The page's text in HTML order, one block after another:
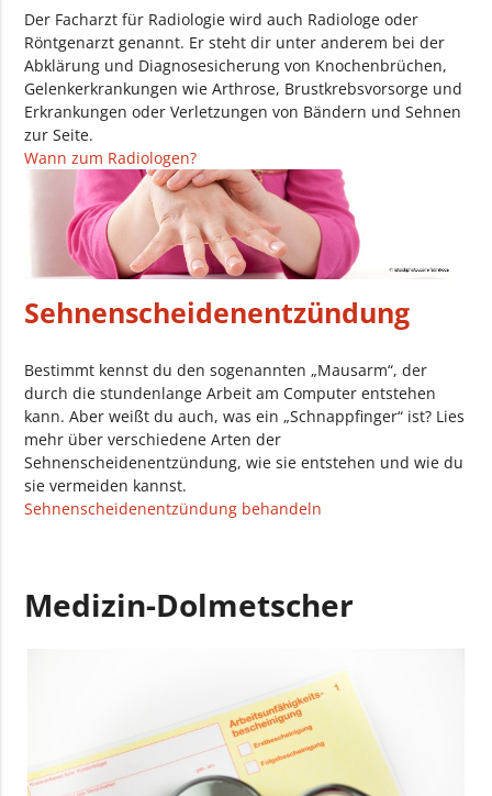
Der Facharzt für Radiologie wird auch Radiologe oder
Röntgenarzt genannt. Er steht dir unter anderem bei der
Abklärung und Diagnosesicherung von Knochenbrüchen,
Gelenkerkrankungen wie Arthrose, Brustkrebsvorsorge und
Erkrankungen oder Verletzungen von Bändern und Sehnen
zur Seite.
Wann zum Radiologen?
Sehnenscheidenentzündung
Bestimmt kennst du den sogenannten „Mausarm“, der
durch die stundenlange Arbeit am Computer entstehen
kann. Aber weißt du auch, was ein „Schnappfinger“ ist? Lies
mehr über verschiedene Arten der
Sehnenscheidenentzündung, wie sie entstehen und wie du
sie vermeiden kannst.
Sehnenscheidenentzündung behandeln
Medizin-Dolmetscher